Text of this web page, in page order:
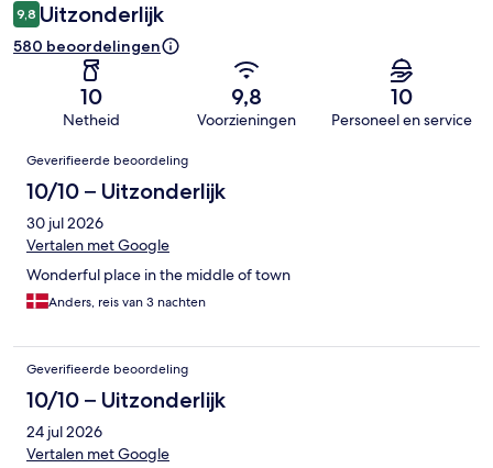
9,8 Uitzonderlijk
580 beoordelingen
10
Netheid
9,8
Voorzieningen
10
Personeel en service
Beoordelingen
Geverifieerde beoordeling
10/10 – Uitzonderlijk
30 jul 2026
Vertalen met Google
Wonderful place in the middle of town
Anders, reis van 3 nachten
Geverifieerde beoordeling
10/10 – Uitzonderlijk
24 jul 2026
Vertalen met Google